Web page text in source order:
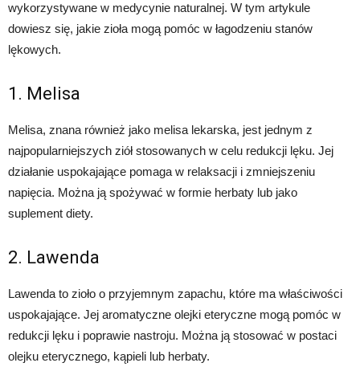
wykorzystywane w medycynie naturalnej. W tym artykule
dowiesz się, jakie zioła mogą pomóc w łagodzeniu stanów
lękowych.
1. Melisa
Melisa, znana również jako melisa lekarska, jest jednym z
najpopularniejszych ziół stosowanych w celu redukcji lęku. Jej
działanie uspokajające pomaga w relaksacji i zmniejszeniu
napięcia. Można ją spożywać w formie herbaty lub jako
suplement diety.
2. Lawenda
Lawenda to zioło o przyjemnym zapachu, które ma właściwości
uspokajające. Jej aromatyczne olejki eteryczne mogą pomóc w
redukcji lęku i poprawie nastroju. Można ją stosować w postaci
olejku eterycznego, kąpieli lub herbaty.